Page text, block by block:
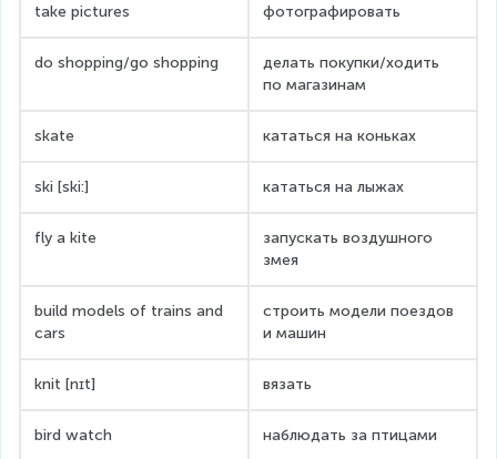
take pictures фотографировать
do shopping/go shopping
делать покупки/ходить
по магазинам
skate кататься на коньках
ski [ski:] кататься на лыжах
fly a kite
запускать воздушного
змея
build models of trains and
cars
строить модели поездов
и машин
knit [nɪt] вязать
bird watch наблюдать за птицами